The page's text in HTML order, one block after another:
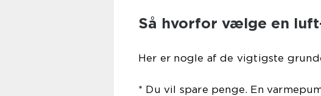
Så hvorfor vælge en
Her er nogle af de vigtigste
* Du vil spare penge. En